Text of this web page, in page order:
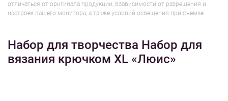
отличаться от оригинала продукции, взависимости от разрешения и
настроек вашего монитора, а также условий освещения при съемке
Набор для творчества Набор для
вязания крючком XL «Люис»